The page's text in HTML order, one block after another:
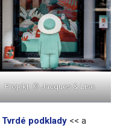
Projekt: © Jacques & Lise
Tvrdé podklady << a